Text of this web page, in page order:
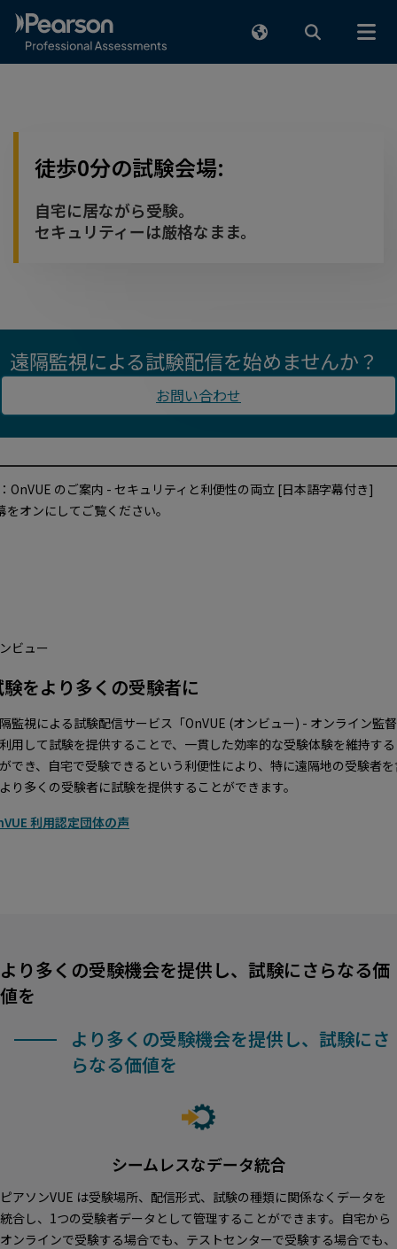
徒歩0分の試験会場:
自宅に居ながら受験。
セキュリティーは厳格なまま。
遠隔監視による試験配信を始めませんか？
お問い合わせ
個人情報およびクッキーに関して
表示することにより、お客さまの閲覧データを当社のマーケティング
と分析に1年間利用することに同意したものと見なされます（クッキー
OnVUE のご案内 - セキュリティと利便性の両立 [日本語字幕付き]
をオンにしてご覧ください。
ビュー
をより多くの受験者に
監視による試験配信サービス「OnVUE (オンビュー) - オンライン監
用して試験を提供することで、一貫した効率的な受験体験を維持す
でき、自宅で受験できるという利便性により、特に遠隔地の受験者
り多くの受験者に試験を提供することができます。
利用認定団体の声
より多くの受験機会を提供し、試験にさらなる価
値を
より多くの受験機会を提供し、試験にさ
らなる価値を
シームレスなデータ統合
ピアソンVUE は受験場所、配信形式、試験の種類に関係なくデータを
統合し、1つの受験者データとして管理することができます。自宅から
オンラインで受験する場合でも、テストセンターで受験する場合でも、